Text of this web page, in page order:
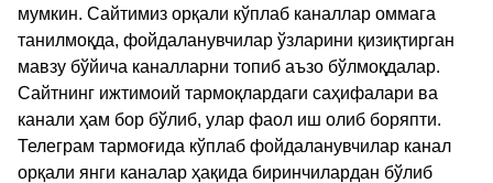
мумкин. Сайтимиз орқали кўплаб каналлар оммага
танилмоқда, фойдаланувчилар ўзларини қизиқтирган
мавзу бўйича каналларни топиб аъзо бўлмоқдалар.
Сайтнинг ижтимоий тармоқлардаги саҳифалари ва
канали ҳам бор бўлиб, улар фаол иш олиб боряпти.
Телеграм тармоғида кўплаб фойдаланувчилар канал
орқали янги каналар ҳақида биринчилардан бўлиб